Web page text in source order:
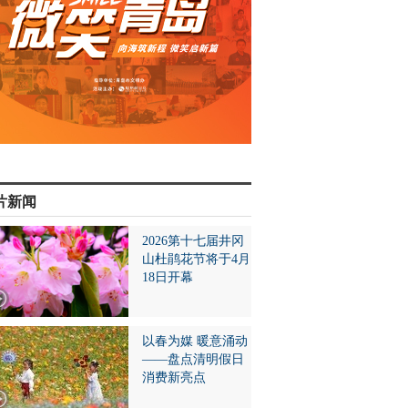
新闻
2026第十七届井冈
山杜鹃花节将于4月
18日开幕
以春为媒 暖意涌动
——盘点清明假日
消费新亮点